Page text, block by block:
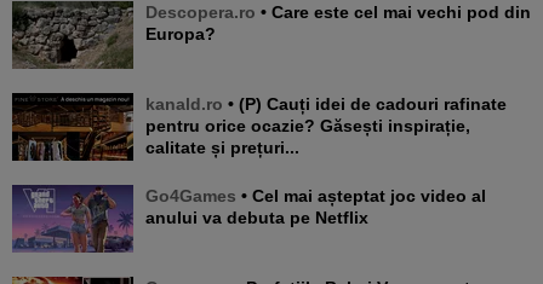
Descopera.ro • Care este cel mai vechi pod din
Europa?
kanald.ro • (P) Cauți idei de cadouri rafinate
pentru orice ocazie? Găsești inspirație,
calitate și prețuri...
Go4Games • Cel mai așteptat joc video al
anului va debuta pe Netflix